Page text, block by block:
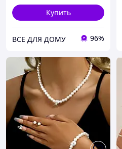
Купить
ВСЕ ДЛЯ ДОМУ 96%